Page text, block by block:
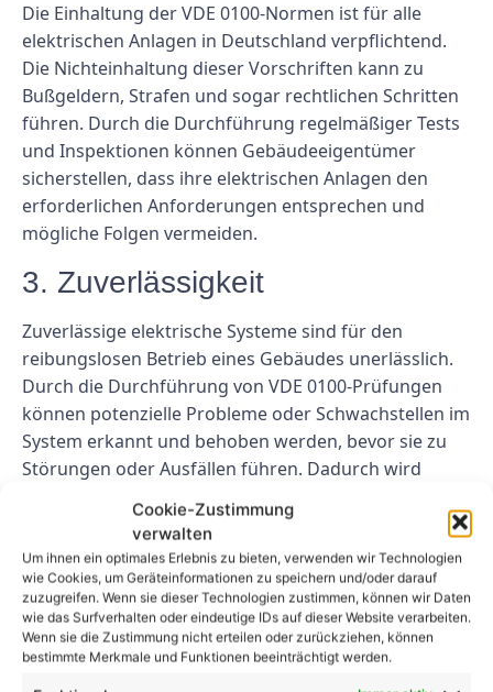
Cookie-Zustimmung
verwalten
Um ihnen ein optimales Erlebnis zu bieten, verwenden wir Technologien
wie Cookies, um Geräteinformationen zu speichern und/oder darauf
zuzugreifen. Wenn sie dieser Technologien zustimmen, können wir Daten
wie das Surfverhalten oder eindeutige IDs auf dieser Website verarbeiten.
Wenn sie die Zustimmung nicht erteilen oder zurückziehen, können
bestimmte Merkmale und Funktionen beeinträchtigt werden.
Die Einhaltung der VDE 0100-Normen ist für alle
elektrischen Anlagen in Deutschland verpflichtend.
Die Nichteinhaltung dieser Vorschriften kann zu
Bußgeldern, Strafen und sogar rechtlichen Schritten
führen. Durch die Durchführung regelmäßiger Tests
und Inspektionen können Gebäudeeigentümer
sicherstellen, dass ihre elektrischen Anlagen den
erforderlichen Anforderungen entsprechen und
mögliche Folgen vermeiden.
3. Zuverlässigkeit
Zuverlässige elektrische Systeme sind für den
reibungslosen Betrieb eines Gebäudes unerlässlich.
Durch die Durchführung von VDE 0100-Prüfungen
können potenzielle Probleme oder Schwachstellen im
System erkannt und behoben werden, bevor sie zu
Störungen oder Ausfällen führen. Dadurch wird
und zuverlässig funktioniert, wodurch das Risiko von
Ausfallzeiten und kostspieligen Reparaturen
verringert wird.
Abschluss